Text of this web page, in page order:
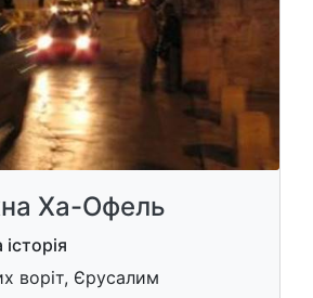
Ха-Офель
воріт, Єрусалим